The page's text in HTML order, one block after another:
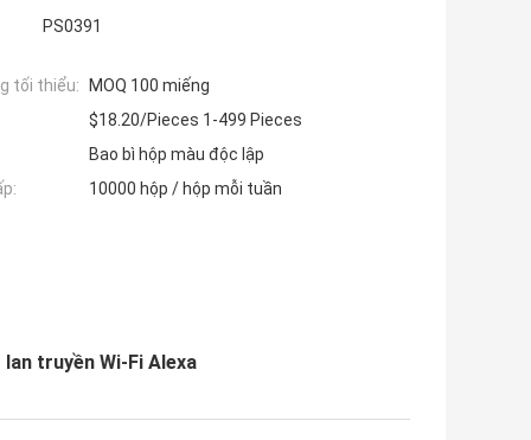
PS0391
tối thiểu:
MOQ 100 miếng
$18.20/Pieces 1-499 Pieces
Bao bì hộp màu độc lập
10000 hộp / hộp mỗi tuần
truyền Wi-Fi Alexa